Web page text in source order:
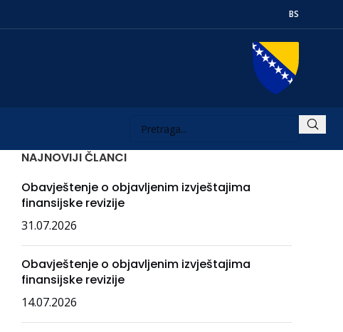
BS
NAJNOVIJI ČLANCI
Obavještenje o objavljenim izvještajima
finansijske revizije
31.07.2026
Obavještenje o objavljenim izvještajima
finansijske revizije
14.07.2026